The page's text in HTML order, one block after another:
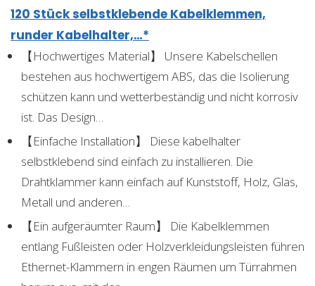
120 Stück selbstklebende Kabelklemmen,
runder Kabelhalter,…*
【Hochwertiges Material】 Unsere Kabelschellen
bestehen aus hochwertigem ABS, das die Isolierung
schützen kann und wetterbeständig und nicht korrosiv
ist. Das Design…
【Einfache Installation】 Diese kabelhalter
selbstklebend sind einfach zu installieren. Die
Drahtklammer kann einfach auf Kunststoff, Holz, Glas,
Metall und anderen…
【Ein aufgeräumter Raum】 Die Kabelklemmen
entlang Fußleisten oder Holzverkleidungsleisten führen
Ethernet-Klammern in engen Räumen um Türrahmen